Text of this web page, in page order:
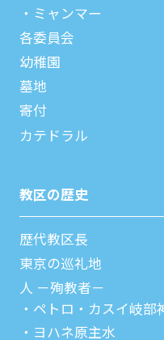
ミャンマー
各委員会
幼稚園
墓地
寄付
カテドラル
教区の歴史
歴代教区⻑
東京の巡礼地
⼈ －殉教者－
ペトロ・カスイ岐部
ヨハネ原主水